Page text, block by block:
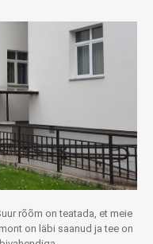
rõõm on teatada, et meie
on läbi saanud ja tee on